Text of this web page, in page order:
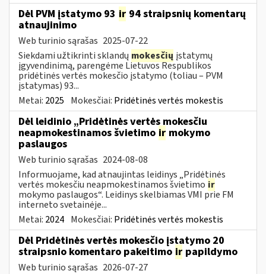
Dėl PVM įstatymo 93 ir 94 straipsnių komentarų
atnaujinimo
Web turinio sąrašas 2025-07-22
Siekdami užtikrinti sklandų mokesčių įstatymų
įgyvendinimą, parengėme Lietuvos Respublikos
pridėtinės vertės mokesčio įstatymo (toliau – PVM
įstatymas) 93...
Metai: 2025 Mokesčiai: Pridėtinės vertės mokestis
Dėl leidinio „Pridėtinės vertės mokesčiu
neapmokestinamos švietimo ir mokymo
paslaugos
Web turinio sąrašas 2024-08-08
Informuojame, kad atnaujintas leidinys „Pridėtinės
vertės mokesčiu neapmokestinamos švietimo ir
mokymo paslaugos“. Leidinys skelbiamas VMI prie FM
interneto svetainėje...
Metai: 2024 Mokesčiai: Pridėtinės vertės mokestis
Dėl Pridėtinės vertės mokesčio įstatymo 20
straipsnio komentaro pakeitimo ir papildymo
Web turinio sąrašas 2026-07-27